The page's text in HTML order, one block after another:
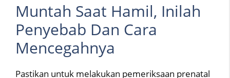
Muntah Saat Hamil, Inilah
Penyebab Dan Cara
Mencegahnya
Pastikan untuk melakukan pemeriksaan prenatal